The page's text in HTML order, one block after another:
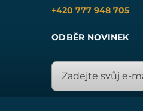
+420 777 948 705
ODBĚR NOVINEK